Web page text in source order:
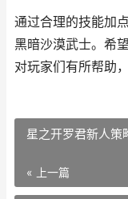
通过合理的技能加
黑暗沙漠武士。希
对玩家们有所帮助
星之开罗君新人策
« 上一篇